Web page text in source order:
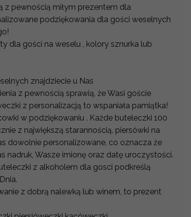
z pewnością miłym prezentem dla
podziękowania dla gości weselnych
dla gości na weselu , kolory sznurka lub
znajdziecie u Nas
z pewnością sprawią, że Wasi goście
z personalizacją to wspaniała pamiątka!
w podziękowaniu . Każde buteleczki 100
z największą starannością. piersówki na
dowolnie personalizowane, co oznacza że
nadruk, Wasze imionę oraz datę uroczystości.
z alkoholem dla gosci podkreślą
z dobrą nalewką lub winem, to prezent